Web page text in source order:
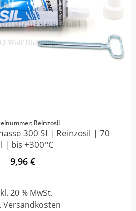
Reinzosil
300 SI | Reinzosil | 70
| bis +300°C
9,96 €
20 % MwSt.
Versandkosten